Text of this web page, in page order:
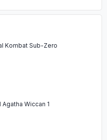
Kombat Sub-Zero
Wiccan 1